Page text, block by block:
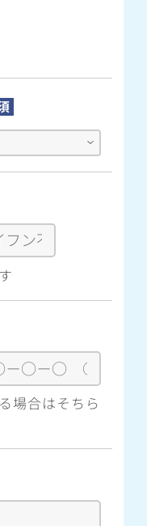
場合はそちら